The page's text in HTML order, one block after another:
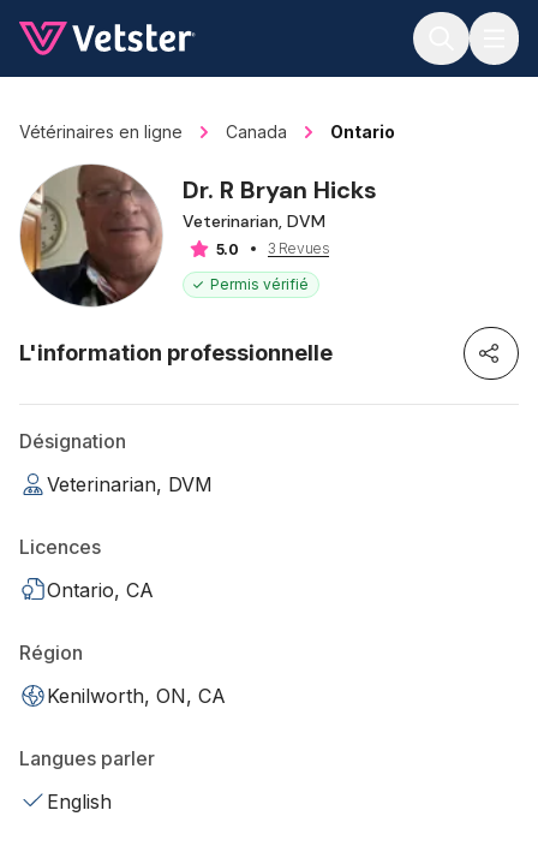
Vétérinaires en ligne Canada Ontario
Dr. R Bryan Hicks
Veterinarian, DVM
5.0
3 Revues
Permis vérifié
L'information professionnelle
Désignation
Veterinarian, DVM
Licences
Ontario, CA
Région
Kenilworth, ON, CA
Langues parler
English